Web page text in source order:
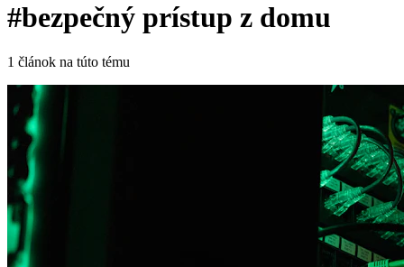
#bezpečný prístup z domu
1 článok na túto tému